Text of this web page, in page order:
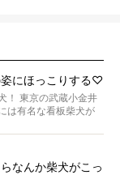
姿にほっこりする♡
！ 東京の武蔵小金井
は有名な看板柴犬が
なんか柴犬がこっ